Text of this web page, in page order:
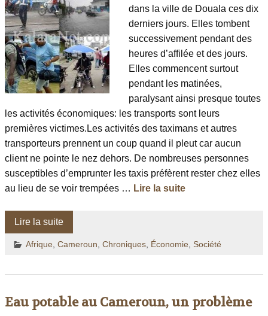
dans la ville de Douala ces dix
derniers jours. Elles tombent
successivement pendant des
heures d’affilée et des jours.
Elles commencent surtout
pendant les matinées,
paralysant ainsi presque toutes
les activités économiques: les transports sont leurs
premières victimes.Les activités des taximans et autres
transporteurs prennent un coup quand il pleut car aucun
client ne pointe le nez dehors. De nombreuses personnes
susceptibles d’emprunter les taxis préfèrent rester chez elles
au lieu de se voir trempées … Lire la suite
Lire la suite
Afrique Cameroun Chroniques, Économie Société
Eau potable au Cameroun, un problème